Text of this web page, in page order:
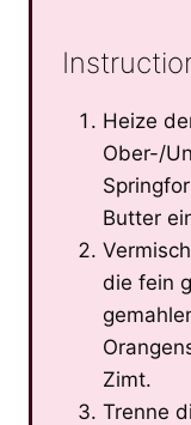
Heize
Ober-/
Butter
die fein
Zimt.
Trenne